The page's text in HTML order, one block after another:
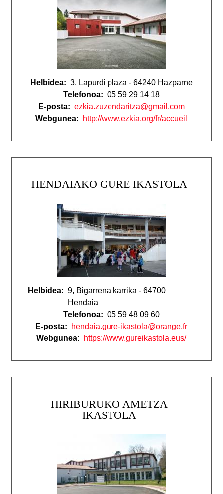
Helbidea: 3, Lapurdi plaza - 64240 Hazparne
Telefonoa: 05 59 29 14 18
E-posta: ezkia.zuzendaritza@gmail.com
Webgunea:
http://www.ezkia.org/fr/accueil
HENDAIAKO GURE IKASTOLA
Helbidea: 9, Bigarrena karrika - 64700
Hendaia
Telefonoa: 05 59 48 09 60
E-posta:
hendaia.gure-ikastola@orange.fr
Webgunea:
https://www.gureikastola.eus/
HIRIBURUKO AMETZA
IKASTOLA